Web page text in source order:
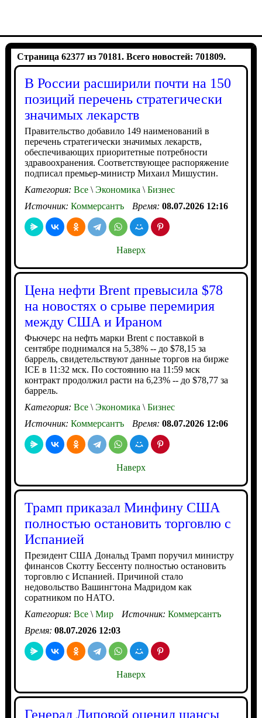
Страница 62377 из 70181. Всего новостей: 701809.
В России расширили почти на 150
позиций перечень стратегически
значимых лекарств
Правительство добавило 149 наименований в
перечень стратегически значимых лекарств,
обеспечивающих приоритетные потребности
здравоохранения. Соответствующее распоряжение
подписал премьер-министр Михаил Мишустин.
Категория: Все\Экономика \Бизнес
Источник: Коммерсантъ Время: 08.07.2026 12:16
Наверх
Цена нефти Brent превысила $78
на новостях о срыве перемирия
между США и Ираном
Фьючерс на нефть марки Brent с поставкой в
сентябре поднимался на 5,38% -- до $78,15 за
баррель, свидетельствуют данные торгов на бирже
ICE в 11:32 мск. По состоянию на 11:59 мск
контракт продолжил расти на 6,23% -- до $78,77 за
баррель.
Категория: Все\Экономика \Бизнес
Источник: Коммерсантъ Время: 08.07.2026 12:06
Наверх
Трамп приказал Минфину США
полностью остановить торговлю с
Испанией
Президент США Дональд Трамп поручил министру
финансов Скотту Бессенту полностью остановить
торговлю с Испанией. Причиной стало
недовольство Вашингтона Мадридом как
соратником по НАТО.
Категория: Все\Мир Источник: Коммерсантъ
Время: 08.07.2026 12:03
Наверх
Генерал Липовой оценил шансы